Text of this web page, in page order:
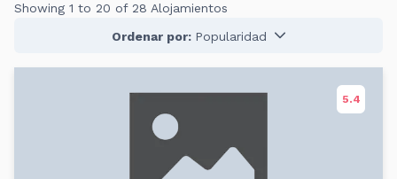
Showing 1 to 20 of 28 Alojamientos
Ordenar por: Popularidad
5.4